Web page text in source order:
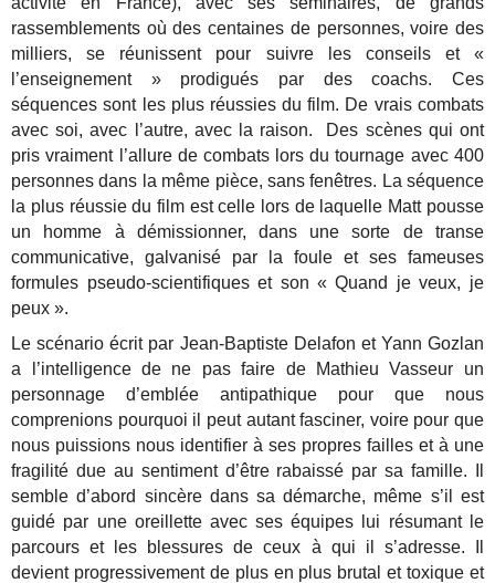
rassemblements où des centaines de personnes, voire des
milliers, se réunissent pour suivre les conseils et «
l’enseignement » prodigués par des coachs. Ces
séquences sont les plus réussies du film. De vrais combats
avec soi, avec l’autre, avec la raison. Des scènes qui ont
pris vraiment l’allure de combats lors du tournage avec 400
personnes dans la même pièce, sans fenêtres. La séquence
la plus réussie du film est celle lors de laquelle Matt pousse
un homme à démissionner, dans une sorte de transe
communicative, galvanisé par la foule et ses fameuses
formules pseudo-scientifiques et son « Quand je veux, je
peux ».
Le scénario écrit par Jean-Baptiste Delafon et Yann Gozlan
a l’intelligence de ne pas faire de Mathieu Vasseur un
personnage d’emblée antipathique pour que nous
comprenions pourquoi il peut autant fasciner, voire pour que
nous puissions nous identifier à ses propres failles et à une
fragilité due au sentiment d’être rabaissé par sa famille. Il
semble d’abord sincère dans sa démarche, même s’il est
guidé par une oreillette avec ses équipes lui résumant le
parcours et les blessures de ceux à qui il s’adresse. Il
devient progressivement de plus en plus brutal et toxique et